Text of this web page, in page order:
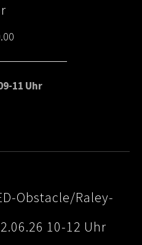
range:
€65.00
11 Uhr
Obstacle/Raley-
10-12 Uhr